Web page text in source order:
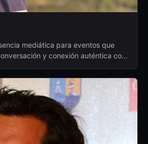
mediática para eventos que
y conexión auténtica con